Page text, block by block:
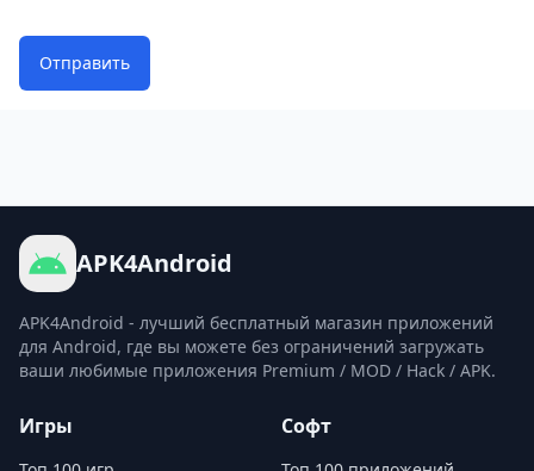
Отправить
APK4Android
APK4Android - лучший бесплатный магазин приложений
для Android, где вы можете без ограничений загружать
ваши любимые приложения Premium / MOD / Hack / APK.
Игры Софт